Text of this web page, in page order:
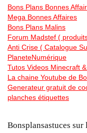
Bons Plans Bonnes
Mega Bonnes Affaires
Bons Plans Malins
Forum Madstef (
Anti Crise ( Catalogue
PlaneteNumérique
Tutos Videos Minecraft
La chaine Youtube de
Generateur gratuit de
planches étiquettes
Bonsplansastuces sur